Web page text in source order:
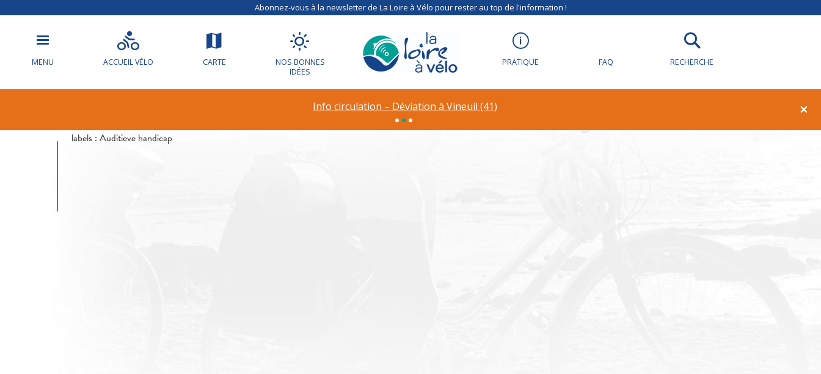
Abonnez-vous à la newsletter de La Loire à Vélo pour rester au top de l'information !
MENU ACCUEIL VÉLO CARTE
NOS BONNES
IDÉES
PRATIQUE FAQ RECHERCHE
×
Info circulation – Déviation à Vineuil (41)
Info circulation – Déviation à Rilly-sur-Loire
labels : Auditieve handicap